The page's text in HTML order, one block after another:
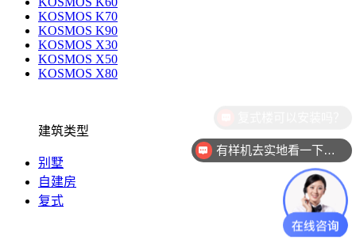
KOSMOS K70
KOSMOS K90
KOSMOS X30
KOSMOS X50
KOSMOS X80
建筑类型
别墅
自建房
复式
有样机去实地看一下吗？